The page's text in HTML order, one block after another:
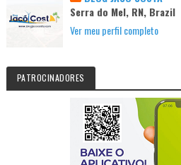
Serra do Mel, RN, Brazil
Ver meu perfil completo
PATROCINADORES